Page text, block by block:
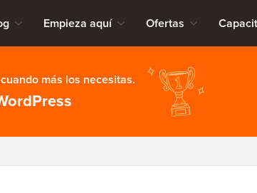
Empieza aquí Ofertas
más los necesitas.